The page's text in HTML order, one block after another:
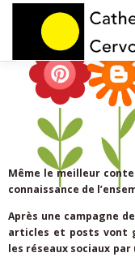
HOME NOS
A PROPOS
Même le meilleur
connaissance de
Après une campagne
articles et posts vont
les réseaux sociaux